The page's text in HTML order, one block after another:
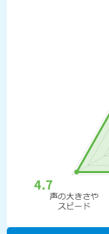
4.7